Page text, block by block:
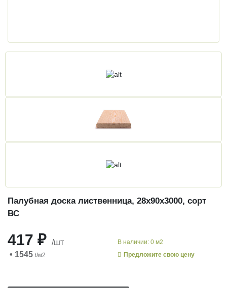
Палубная доска лиственница, 28х90х3000, сорт
ВС
417 ₽ /шт
• 1545 i/м2
В наличии: 0 м2
Предложите свою цену